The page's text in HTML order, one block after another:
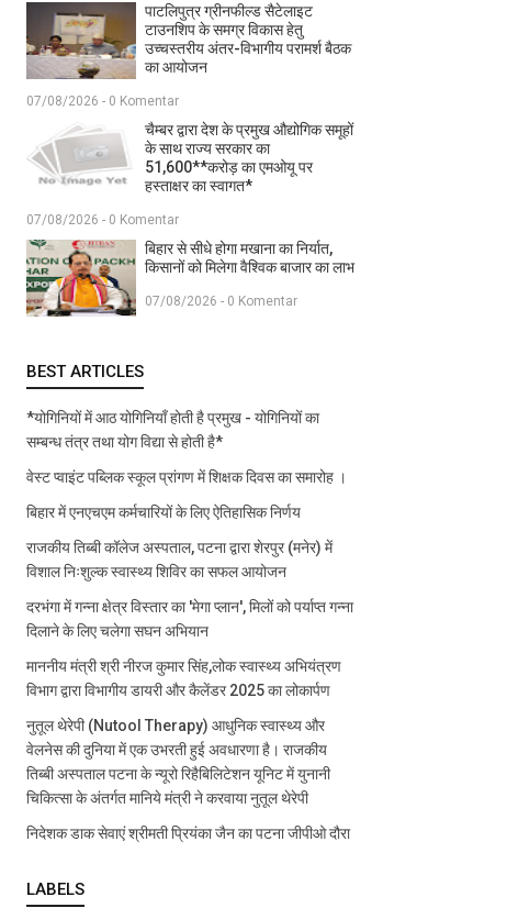
पाटलिपुत्र ग्रीनफील्ड सैटेलाइट
टाउनशिप के समग्र विकास हेतु
उच्चस्तरीय अंतर-विभागीय परामर्श बैठक
का आयोजन
07/08/2026 - 0 Komentar
चैम्बर द्वारा देश के प्रमुख औद्योगिक समूहों
के साथ राज्य सरकार का
51,600**करोड़ का एमओयू पर
हस्ताक्षर का स्वागत*
07/08/2026 - 0 Komentar
बिहार से सीधे होगा मखाना का निर्यात,
किसानों को मिलेगा वैश्विक बाजार का लाभ
07/08/2026 - 0 Komentar
BEST ARTICLES
*योगिनियों में आठ योगिनियाँ होती है प्रमुख - योगिनियों का
सम्बन्ध तंत्र तथा योग विद्या से होती है*
वेस्ट प्वाइंट पब्लिक स्कूल प्रांगण में शिक्षक दिवस का समारोह ।
बिहार में एनएचएम कर्मचारियों के लिए ऐतिहासिक निर्णय
राजकीय तिब्बी कॉलेज अस्पताल, पटना द्वारा शेरपुर (मनेर) में
विशाल निःशुल्क स्वास्थ्य शिविर का सफल आयोजन
दरभंगा में गन्ना क्षेत्र विस्तार का 'मेगा प्लान', मिलों को पर्याप्त गन्ना
दिलाने के लिए चलेगा सघन अभियान
माननीय मंत्री श्री नीरज कुमार सिंह,लोक स्वास्थ्य अभियंत्रण
विभाग द्वारा विभागीय डायरी और कैलेंडर 2025 का लोकार्पण
नुतूल थेरेपी (Nutool Therapy) आधुनिक स्वास्थ्य और
वेलनेस की दुनिया में एक उभरती हुई अवधारणा है। राजकीय
तिब्बी अस्पताल पटना के न्यूरो रिहैबिलिटेशन यूनिट में युनानी
चिकित्सा के अंतर्गत मानिये मंत्री ने करवाया नुतूल थेरेपी
निदेशक डाक सेवाएं श्रीमती प्रियंका जैन का पटना जीपीओ दौरा
LABELS